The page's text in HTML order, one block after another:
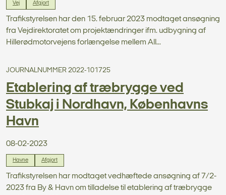
Vej Afgjort
Trafikstyrelsen har den 15. februar 2023 modtaget ansøgning
fra Vejdirektoratet om projektændringer ifm. udbygning af
Hillerødmotorvejens forlængelse mellem All...
JOURNALNUMMER 2022-101725
Etablering af træbrygge ved
Stubkaj i Nordhavn, Københavns
Havn
08-02-2023
Havne Afgjort
Trafikstyrelsen har modtaget vedhæftede ansøgning af 7/2-
2023 fra By & Havn om tilladelse til etablering af træbrygge